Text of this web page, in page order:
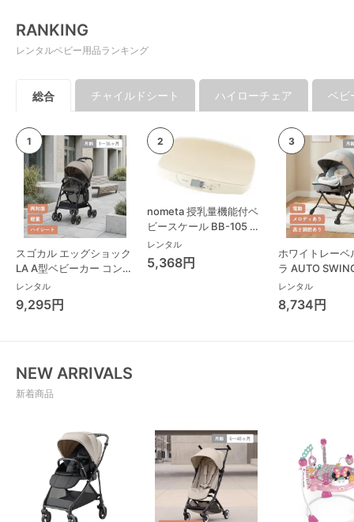
RANKING
レンタルベビー用品ランキング
総合 チャイルドシート ハイローチェア ベビ
スゴカル エッグショック
LA A型ベビーカー コンビ
(Combi)
レンタル
9,295円
nometa 授乳量機能付ベ
ビースケール BB-105 タ
ニタ(TANITA) ベビースケ
ール・体重計
レンタル
5,368円
ホワイトレーベ
ラ AUTO
Long スリープ
コンビ(Combi)
チェア・ベビー
レンタル
8,734円
NEW ARRIVALS
新着商品